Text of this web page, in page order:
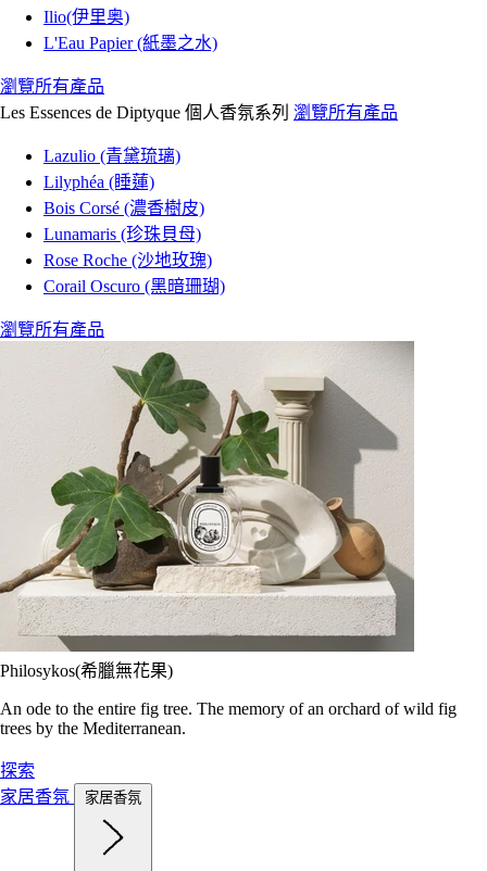
Ilio(伊里奥)
L'Eau Papier (紙墨之水)
瀏覽所有產品
Les Essences de Diptyque 個人香氛系列 瀏覽所有產品
Lazulio (青黛琉璃)
Lilyphéa (睡蓮)
Bois Corsé (濃香樹皮)
Lunamaris (珍珠貝母)
Rose Roche (沙地玫瑰)
Corail Oscuro (黑暗珊瑚)
瀏覽所有產品
Philosykos(希臘無花果)
An ode to the entire fig tree. The memory of an orchard of wild fig
trees by the Mediterranean.
探索
家居香氛
家居香氛